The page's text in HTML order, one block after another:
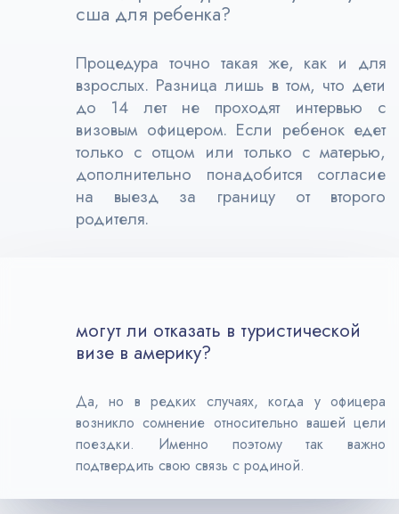
сша для ребенка?
Процедура точно такая же, как и для
взрослых. Разница лишь в том, что дети
до 14 лет не проходят интервью с
визовым офицером. Если ребенок едет
только с отцом или только с матерью,
дополнительно понадобится согласие
на выезд за границу от второго
родителя.
могут ли отказать в туристической
визе в америку?
Да, но в редких случаях, когда у офицера
возникло сомнение относительно вашей цели
поездки. Именно поэтому так важно
подтвердить свою связь с родиной.